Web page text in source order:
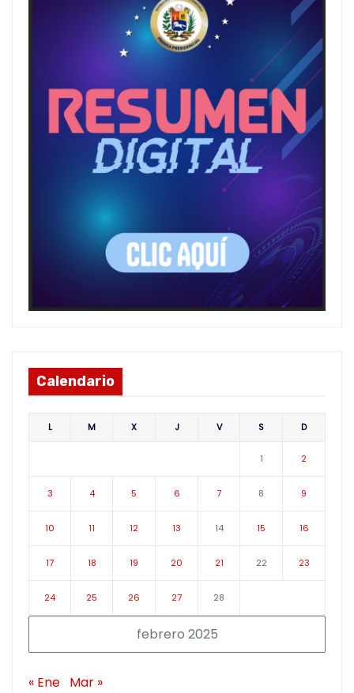
Calendario
febrero 2025
L M X J V S D
1 2
3 4 5 6 7 8 9
10 11 12 13 14 15 16
17 18 19 20 21 22 23
24 25 26 27 28
« Ene Mar »